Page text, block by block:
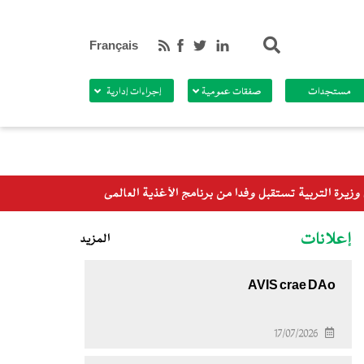
Français
مستجدات صفقات عمومية إجراءات إدارية
إعلانات
AVIS crae DAo
17/07/2026
المزيد